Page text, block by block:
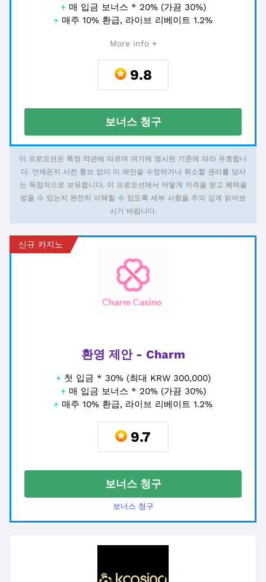
+ 매 입금 보너스 * 20% (가끔 30%)
+ 매주 10% 환급, 라이브 리베이트 1.2%
More info +
9.8
보너스 청구
이 프로모션은 특정 약관에 따르며 여기에 명시된 기준에 따라 유효합니
다. 언제든지 사전 통보 없이 이 제안을 수정하거나 취소할 권리를 당사
는 독점적으로 보유합니다. 이 프로모션에서 어떻게 자격을 얻고 혜택을
받을 수 있는지 완전히 이해할 수 있도록 세부 사항을 주의 깊게 읽어보
시기 바랍니다.
신규 카지노
환영 제안 - Charm
+ 첫 입금 * 30% (최대 KRW 300,000)
+ 매 입금 보너스 * 20% (가끔 30%)
+ 매주 10% 환급, 라이브 리베이트 1.2%
9.7
보너스 청구
보너스 청구